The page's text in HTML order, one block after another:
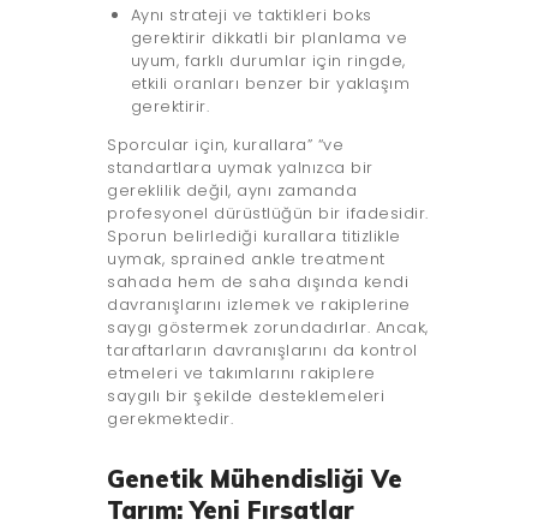
Aynı strateji ve taktikleri boks
gerektirir dikkatli bir planlama ve
uyum, farklı durumlar için ringde,
etkili oranları benzer bir yaklaşım
gerektirir.
Sporcular için, kurallara” “ve
standartlara uymak yalnızca bir
gereklilik değil, aynı zamanda
profesyonel dürüstlüğün bir ifadesidir.
Sporun belirlediği kurallara titizlikle
uymak, sprained ankle treatment
sahada hem de saha dışında kendi
davranışlarını izlemek ve rakiplerine
saygı göstermek zorundadırlar. Ancak,
taraftarların davranışlarını da kontrol
etmeleri ve takımlarını rakiplere
saygılı bir şekilde desteklemeleri
gerekmektedir.
Genetik Mühendisliği Ve
Tarım: Yeni Fırsatlar